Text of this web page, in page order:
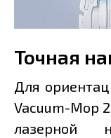
Точная
Для
Vacuum-Mop
лазерной